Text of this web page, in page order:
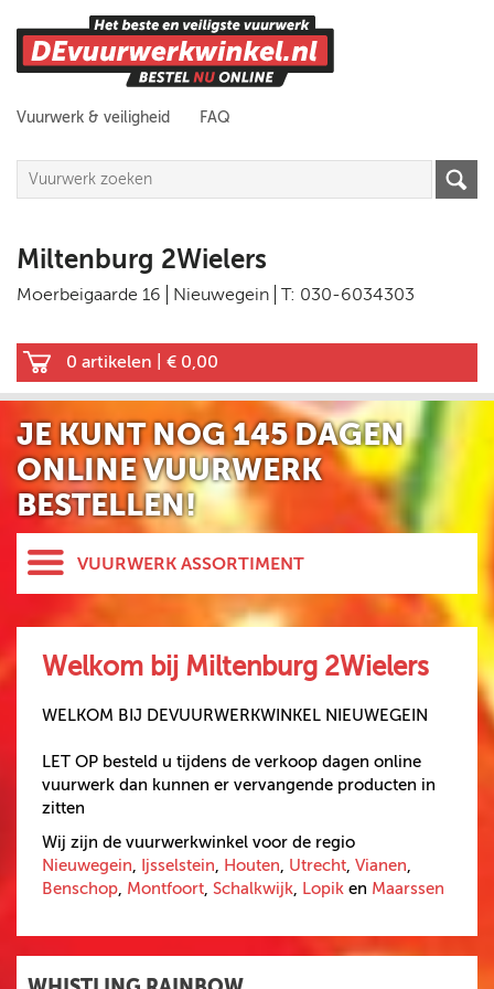
Vuurwerk & veiligheid FAQ
Miltenburg 2Wielers
Moerbeigaarde 16 Nieuwegein T: 030-6034303
0 artikelen € 0,00
JE KUNT NOG145 DAGEN
ONLINE VUURWERK
BESTELLEN!
VUURWERK ASSORTIMENT
GBV
ST8MENT
SPINNERS
KNALLERS
FONTEINEN
STERRETJES
STADIONFAKKEL
Welkom bij Miltenburg 2Wielers
WELKOM BIJ DEVUURWERKWINKEL NIEUWEGEIN
LET OP besteld u tijdens de verkoop dagen online
vuurwerk dan kunnen er vervangende producten in
zitten
Wij zijn de vuurwerkwinkel voor de regio
Nieuwegein
Ijsselstein Houten Utrecht Vianen
Benschop Montfoort Schalkwijk Lopik en Maarssen